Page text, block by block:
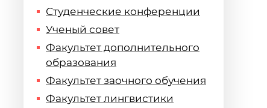
Студенческие конференции
Ученый совет
Факультет дополнительного
образования
Факультет заочного обучения
Факультет лингвистики